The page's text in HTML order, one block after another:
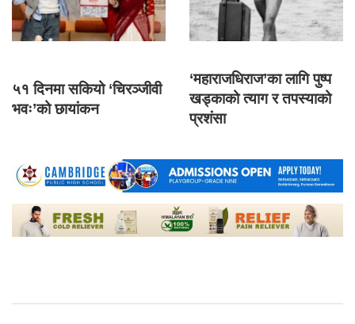
५१ दिनमा सकियो ‘चिरञ्जीवी
भवः’को छायांकन
‘महाराजधिराज’का लागि पुष्प
खड्काको त्याग र तपस्याको
प्रशंसा